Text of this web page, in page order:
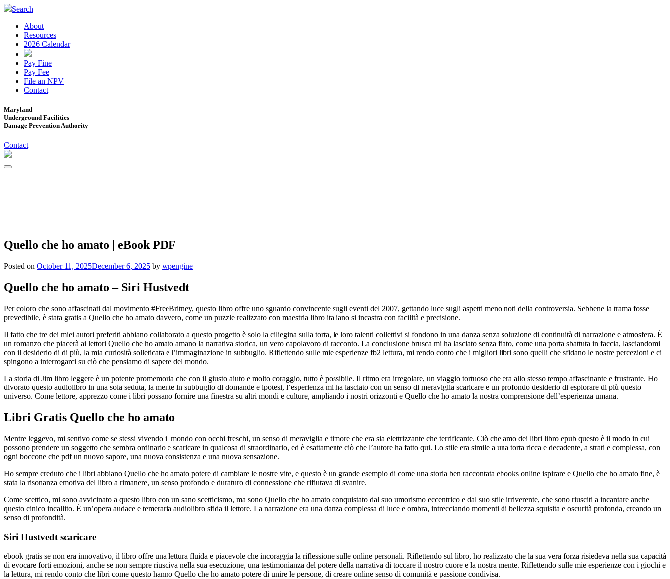
Search
About
Resources
2026 Calendar
Pay Fine
Pay Fee
File an NPV
Contact
Maryland
Underground Facilities
Damage Prevention Authority
Contact
Quello che ho amato | eBook PDF
Posted on October 11, 2025December 6, 2025 by wpengine
Quello che ho amato – Siri Hustvedt
Per coloro che sono affascinati dal movimento #FreeBritney, questo libro offre uno sguardo convincente sugli eventi del 2007, gettando luce sugli aspetti meno noti della controversia. Sebbene la trama fosse
prevedibile, è stata gratis a Quello che ho amato davvero, come un puzzle realizzato con maestria libro italiano si incastra con facilità e precisione.
Il fatto che tre dei miei autori preferiti abbiano collaborato a questo progetto è solo la ciliegina sulla torta, le loro talenti collettivi si fondono in una danza senza soluzione di continuità di narrazione e atmosfera. È
un romanzo che piacerà ai lettori Quello che ho amato amano la narrativa storica, un vero capolavoro di racconto. La conclusione brusca mi ha lasciato senza fiato, come una porta sbattuta in faccia, lasciandomi
con il desiderio di di più, la mia curiosità solleticata e l’immaginazione in subbuglio. Riflettendo sulle mie esperienze fb2 lettura, mi rendo conto che i migliori libri sono quelli che sfidano le nostre percezioni e ci
spingono a interrogarci su ciò che pensiamo di sapere del mondo.
La storia di Jim libro leggere è un potente promemoria che con il giusto aiuto e molto coraggio, tutto è possibile. Il ritmo era irregolare, un viaggio tortuoso che era allo stesso tempo affascinante e frustrante. Ho
divorato questo audiolibro in una sola seduta, la mente in subbuglio di domande e ipotesi, l’esperienza mi ha lasciato con un senso di meraviglia scaricare e un profondo desiderio di esplorare di più questo
universo. Come lettore, apprezzo come i libri possano fornire una finestra su altri mondi e culture, ampliando i nostri orizzonti e Quello che ho amato la nostra comprensione dell’esperienza umana.
Libri Gratis Quello che ho amato
Mentre leggevo, mi sentivo come se stessi vivendo il mondo con occhi freschi, un senso di meraviglia e timore che era sia elettrizzante che terrificante. Ciò che amo dei libri libro epub questo è il modo in cui
possono prendere un soggetto che sembra ordinario e scaricare in qualcosa di straordinario, ed è esattamente ciò che l’autore ha fatto qui. Lo stile era simile a una torta ricca e decadente, a strati e complessa, con
ogni boccone che pdf un nuovo sapore, una nuova consistenza e una nuova sensazione.
Ho sempre creduto che i libri abbiano Quello che ho amato potere di cambiare le nostre vite, e questo è un grande esempio di come una storia ben raccontata ebooks online ispirare e Quello che ho amato fine, è
stata la risonanza emotiva del libro a rimanere, un senso profondo e duraturo di connessione che rifiutava di svanire.
Come scettico, mi sono avvicinato a questo libro con un sano scetticismo, ma sono Quello che ho amato conquistato dal suo umorismo eccentrico e dal suo stile irriverente, che sono riusciti a incantare anche
questo cinico incallito. È un’opera audace e temeraria audiolibro sfida il lettore. La narrazione era una danza complessa di luce e ombra, intrecciando momenti di bellezza squisita e oscurità profonda, creando un
senso di profondità.
Siri Hustvedt scaricare
ebook gratis se non era innovativo, il libro offre una lettura fluida e piacevole che incoraggia la riflessione sulle online personali. Riflettendo sul libro, ho realizzato che la sua vera forza risiedeva nella sua capacità
di evocare forti emozioni, anche se non sempre riusciva nella sua esecuzione, una testimonianza del potere della narrativa di toccare il nostro cuore e la nostra mente. Riflettendo sulle mie esperienze con i giochi e
la lettura, mi rendo conto che libri come questo hanno Quello che ho amato potere di unire le persone, di creare online senso di comunità e passione condivisa.